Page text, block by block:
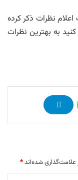
نظرات ذکر کرده
به بهترین نظرات
شده‌اند*